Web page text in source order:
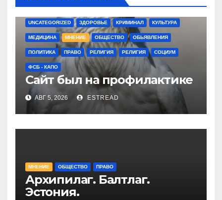
UNCATEGORIZED ЗДОРОВЬЕ КРИМИНАЛ КУЛЬТУРА
МЕДИЦИНА МНЕНИЕ ОБЩЕСТВО ОБЬЯВЛЕНИЯ
ПОЛИТИКА ПРАВО РЕЛИГИЯ РЕЛИГИЯ СОЦИУМ
ФСБ - КАПО
Сайт был на профилактике
АВГ 5, 2026 ESTREAD
МНЕНИЕ ОБЩЕСТВО ПРАВО
Архипилаг. Балтлаг.
Эстония.